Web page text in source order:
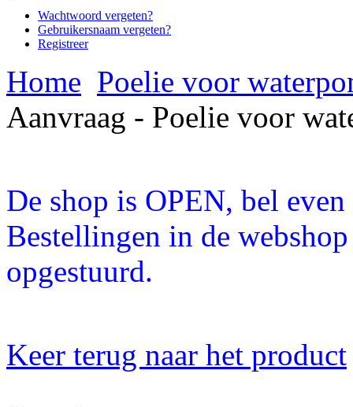
Wachtwoord vergeten?
Gebruikersnaam vergeten?
Registreer
Home Poelie voor
Aanvraag - Poelie voor
De shop is OPEN, bel
Bestellingen in de
opgestuurd.
Keer terug naar het product